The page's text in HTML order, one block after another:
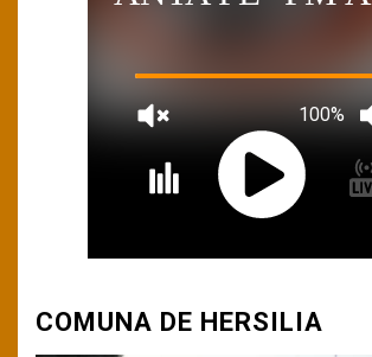
COMUNA DE HERSILIA